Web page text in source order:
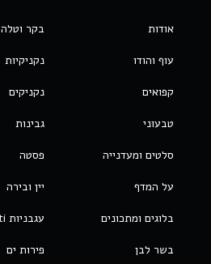
אודות בקר וטלה
עוף והודו נקניקיות
קפואים נקניקים
טבעוני גבינות
סלטים ומעדנייה פסטה
על המדף יין ובירה
בלוגים ומתכונים עגבניות Mutti
בשר לבן פירות ים